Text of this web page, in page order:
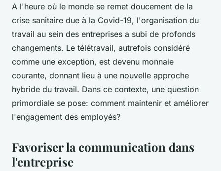
A l'heure où le monde se remet doucement de la
crise sanitaire due à la Covid-19, l'organisation du
travail au sein des entreprises a subi de profonds
changements. Le télétravail, autrefois considéré
comme une exception, est devenu monnaie
courante, donnant lieu à une nouvelle approche
hybride du travail. Dans ce contexte, une question
primordiale se pose: comment maintenir et améliorer
l'engagement des employés?
Favoriser la communication dans
l'entreprise